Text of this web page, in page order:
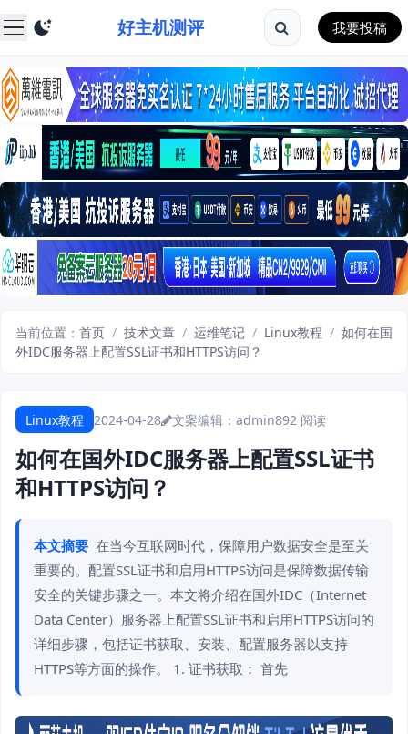
好主机测评 我要投稿
当前位置： 首页 / 技术文章 / 运维笔记 / Linux教程 / 如何在国
外IDC服务器上配置SSL证书和HTTPS访问？
Linux教程 2024-04-28 文案编辑：admin892 阅读
如何在国外IDC服务器上配置SSL证书
和HTTPS访问？
本文摘要 在当今互联网时代，保障用户数据安全是至关
重要的。配置SSL证书和启用HTTPS访问是保障数据传输
安全的关键步骤之一。本文将介绍在国外IDC（Internet
Data Center）服务器上配置SSL证书和启用HTTPS访问的
详细步骤，包括证书获取、安装、配置服务器以支持
HTTPS等方面的操作。 1. 证书获取： 首先